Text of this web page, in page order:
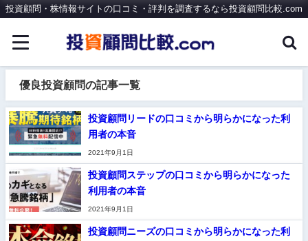
投資顧問・株情報サイトの口コミ・評判を調査するなら投資顧問比較.com
優良投資顧問の記事一覧
投資顧問リードの口コミから明らかになった利
用者の本音
2021年9月1日
投資顧問ステップの口コミから明らかになった
利用者の本音
2021年9月1日
投資顧問ニーズの口コミから明らかになった利